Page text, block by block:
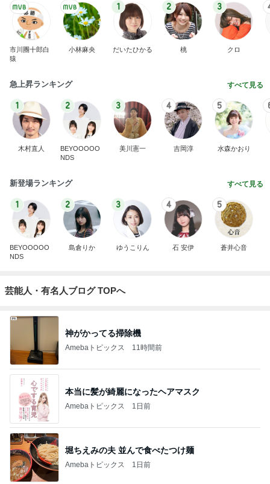
市川團十郎白
猿
小林麻央
1
だいたひかる
2
桃
3
クロ
急上昇ランキング すべて見る
1
木村直人
2
BEYOOOOO
NDS
3
美川憲一
4
吉岡淳
5
水森かおり
新登場ランキング すべて見る
1
BEYOOOOO
NDS
2
島倉りか
3
ゆうこりん
4
石 安伊
5
蒼井心音
芸能人・有名人ブログ TOPへ
神がかってる掃除機
Amebaトピックス 11時間前
本当に髪が綺麗になったヘアマスク
Amebaトピックス 1日前
堀ちえみの夫 並んで食べたつけ麺
Amebaトピックス 1日前